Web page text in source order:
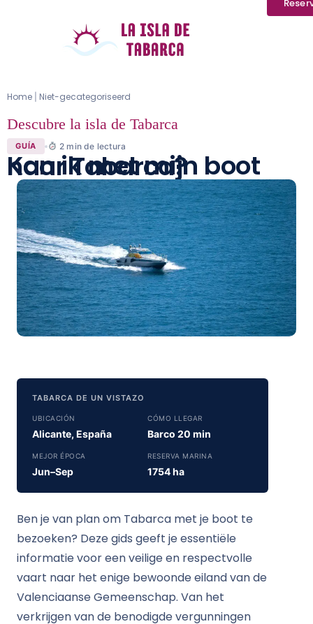
Home Niet-gecategoriseerd
Descubre la isla de Tabarca
GUÍA 2 min de lectura
Kan ik met mijn boot naar Tabarca?
TABARCA DE UN VISTAZO
UBICACIÓN
Alicante, España
CÓMO LLEGAR
Barco 20 min
MEJOR ÉPOCA
Jun–Sep
RESERVA MARINA
1754 ha
Ben je van plan om Tabarca met je boot te
bezoeken? Deze gids geeft je essentiële
informatie voor een veilige en respectvolle
vaart naar het enige bewoonde eiland van de
Valenciaanse Gemeenschap. Van het
verkrijgen van de benodigde vergunningen